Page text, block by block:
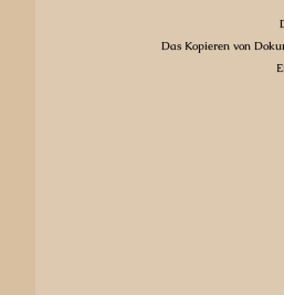
Das Kopieren von